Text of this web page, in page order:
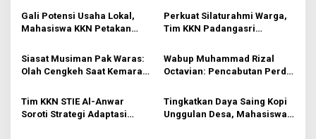
g
a
t
i
o
n
Inisiasi Bimbel Ceria di Desa
Jatirejo
Al-Anwar Mojokerto
Kampanyekan Hidup Bersih
di Desa Mojogeneng
Gali Potensi Usaha Lokal,
Mahasiswa KKN Petakan
Pisang ‘Skecho Krispi’ di
Desa Rejosari
Perkuat Silaturahmi Warga,
Tim KKN Padangasri
Lewat Senam Sehat dan
Pemantapan Program
Siasat Musiman Pak Waras:
Olah Cengkeh Saat Kemarau,
Wabup Muhammad Rizal
Octavian: Pencabutan Perda
Mojokerto
Tim KKN STIE Al-Anwar
Soroti Strategi Adaptasi
Tingkatkan Daya Saing Kopi
Unggulan Desa, Mahasiswa